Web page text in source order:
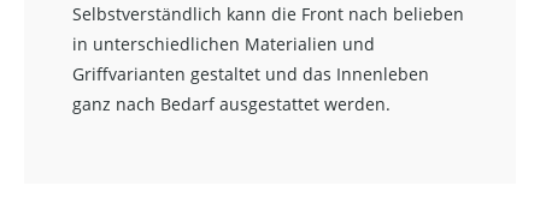
Selbstverständlich kann die Front nach belieben
in unterschiedlichen Materialien und
Griffvarianten gestaltet und das Innenleben
ganz nach Bedarf ausgestattet werden.